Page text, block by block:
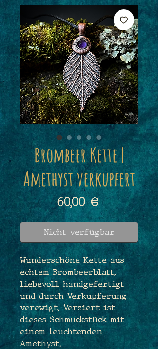
Brombeer Kette |
Amethyst verkupfert
60,00 €Preis
Nicht verfügbar
Wunderschöne Kette aus
echtem Brombeerblatt,
liebevoll handgefertigt
und durch Verkupferung
verewigt. Verziert ist
dieses Schmuckstück mit
einem leuchtenden
Amethyst.